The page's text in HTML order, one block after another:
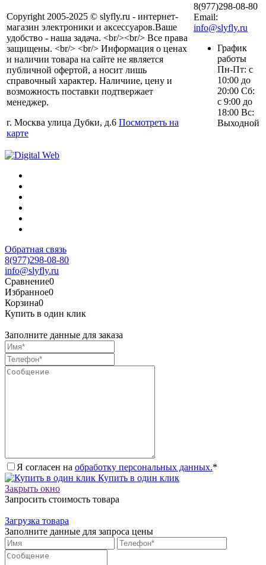
Copyright 2005-2025 © slyfly.ru - интернет-
магазин электроники и аксессуаров.Ваше
удобство - наша задача. <br/><br/> Все права
защищены. <br/> <br/> Информация о ценах
и наличии товара на сайте не является
публичной офертой, а носит лишь
справочный характер. Наличиие, цену и
возможность поставки подтвержает
менеджер.
г. Москва улица Дубки, д.6 Посмотреть на
карте
8(977)298-08-80
Email:
info@slyfly.ru
График
работы
Пн-Пт: с
10:00 до
20:00 Сб:
с 9:00 до
18:00 Вс:
Выходной
Обратная связь
8(977)298-08-80
info@slyfly.ru
Сравнение0
Избранное0
Корзина0
Купить в один клик
Заполните данные для заказа
Я согласен на обработку персональных данных.*
Купить в один клик
Закрыть окно
Запросить стоимость товара
Загрузка товара
Заполните данные для запроса цены